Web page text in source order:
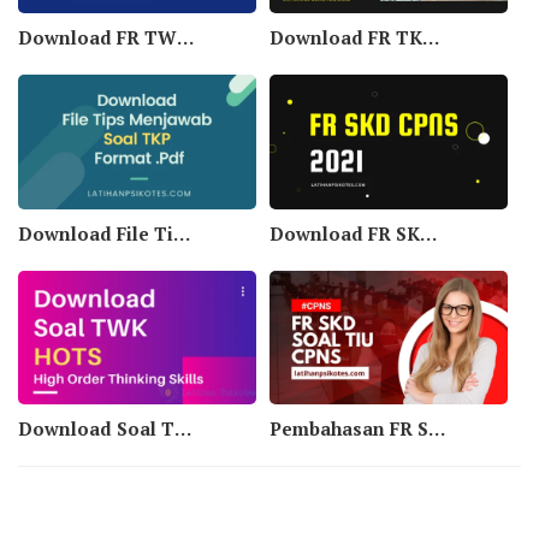
Download FR TWK SKD CPNS dan Sekolah Kedinasan 2021 Download FR TKP SKD CPNS dan Sekolah Kedinasan 2021
Download File Tips Menjawab Soal TKP Format .Pdf Download FR SKD CPNS dan Sekolah Kedinasan 2021
Download Soal TWK HOTS (High Order Thinking Skills) Pdf Pembahasan FR SKD BKN Soal TIU CPNS (Video)